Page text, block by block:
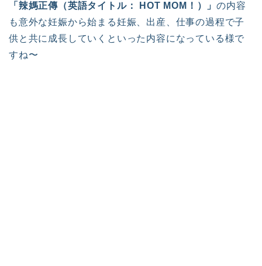
「辣媽正傳（英語タイトル： HOT MOM！）」の内容
も意外な妊娠から始まる妊娠、出産、仕事の過程で子
供と共に成長していくといった内容になっている様で
すね〜